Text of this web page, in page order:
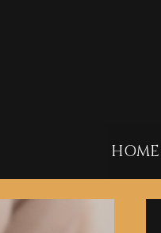
HOME